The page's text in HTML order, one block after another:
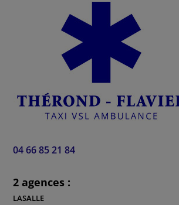
04 66 85 21 84
2 agences :
LASALLE